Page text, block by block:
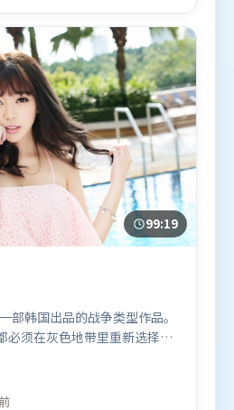
99:19
部韩国出品的战争类型作品。
必须在灰色地带里重新选择立
杂却不凌乱，每场对手戏都
执导，咏梅、奥卡菲娜、托
演。影片于2016年4月22日